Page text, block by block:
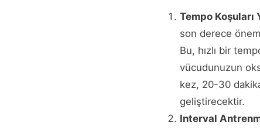
Tempo Koşuları
son derece
Bu, hızlı bir
vücudunuzun
kez, 20-30
geliştirecektir.
Interval